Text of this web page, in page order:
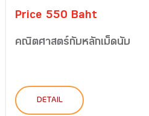
Price 550 Baht
คณิตศาสตร์กับหลักเม็ดนับ
DETAIL